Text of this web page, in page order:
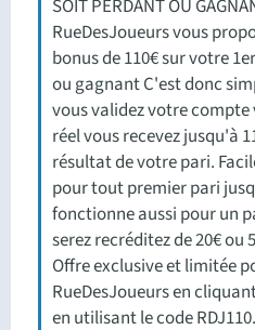
SOIT PERDANT OU
RueDesJoueurs vous
bonus de 110€ sur votre
ou gagnant C'est donc
vous validez votre
réel vous recevez jusqu'à
résultat de votre pari.
pour tout premier pari
fonctionne aussi pour un
serez recréditez de 20€ ou
Offre exclusive et limitée
RueDesJoueurs en
en utilisant le code RDJ110.